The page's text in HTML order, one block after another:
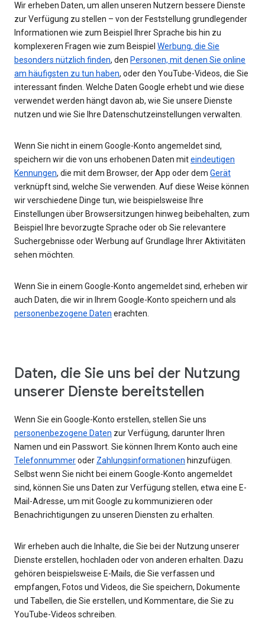
Wir erheben Daten, um allen unseren Nutzern bessere Dienste
zur Verfügung zu stellen – von der Feststellung grundlegender
Informationen wie zum Beispiel Ihrer Sprache bis hin zu
komplexeren Fragen wie zum Beispiel Werbung, die Sie
besonders nützlich finden, den Personen, mit denen Sie online
am häufigsten zu tun haben, oder den YouTube-Videos, die Sie
interessant finden. Welche Daten Google erhebt und wie diese
verwendet werden hängt davon ab, wie Sie unsere Dienste
nutzen und wie Sie Ihre Datenschutzeinstellungen verwalten.
Wenn Sie nicht in einem Google-Konto angemeldet sind,
speichern wir die von uns erhobenen Daten miteindeutigen
Kennungen, die mit dem Browser, der App oder dem Gerät
verknüpft sind, welche Sie verwenden. Auf diese Weise können
wir verschiedene Dinge tun, wie beispielsweise Ihre
Einstellungen über Browsersitzungen hinweg beibehalten, zum
Beispiel Ihre bevorzugte Sprache oder ob Sie relevantere
Suchergebnisse oder Werbung auf Grundlage Ihrer Aktivitäten
sehen möchten.
Wenn Sie in einem Google-Konto angemeldet sind, erheben wir
auch Daten, die wir in Ihrem Google-Konto speichern und als
personenbezogene Daten erachten.
Daten, die Sie uns bei der Nutzung
unserer Dienste bereitstellen
Wenn Sie ein Google-Konto erstellen, stellen Sie uns
personenbezogene Daten zur Verfügung, darunter Ihren
Namen und ein Passwort. Sie können Ihrem Konto auch eine
Telefonnummeroder Zahlungsinformationen hinzufügen.
Selbst wenn Sie nicht bei einem Google-Konto angemeldet
sind, können Sie uns Daten zur Verfügung stellen, etwa eine E-
Mail-Adresse, um mit Google zu kommunizieren oder
Benachrichtigungen zu unseren Diensten zu erhalten.
Wir erheben auch die Inhalte, die Sie bei der Nutzung unserer
Dienste erstellen, hochladen oder von anderen erhalten. Dazu
gehören beispielsweise E-Mails, die Sie verfassen und
empfangen, Fotos und Videos, die Sie speichern, Dokumente
und Tabellen, die Sie erstellen, und Kommentare, die Sie zu
YouTube-Videos schreiben.